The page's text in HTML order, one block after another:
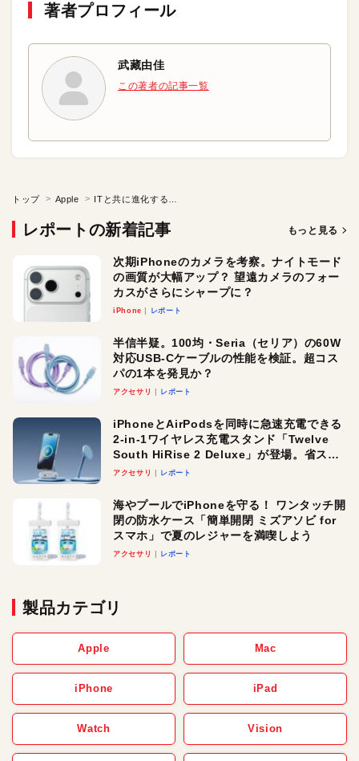
著者プロフィール
武藏由佳
この著者の記事一覧
トップ Apple
レポートの新着記事 もっと見る
次期iPhoneのカメラを考察。ナイトモード
の画質が大幅アップ？ 望遠カメラのフォー
カスがさらにシャープに？
iPhone レポート
半信半疑。100均・Seria（セリア）の60W
対応USB-Cケーブルの性能を検証。超コス
パの1本を発見か？
アクセサリ レポート
iPhoneとAirPodsを同時に急速充電できる
2-in-1ワイヤレス充電スタンド「Twelve
South HiRise 2 Deluxe」が登場。省スペ
ースでおしゃれに充電したい人にオスス
アクセサリ レポート
海やプールでiPhoneを守る！ ワンタッチ開
閉の防水ケース「簡単開閉 ミズアソビ for
スマホ」で夏のレジャーを満喫しよう
アクセサリ レポート
製品カテゴリ
Apple Mac
iPhone iPad
Watch Vision